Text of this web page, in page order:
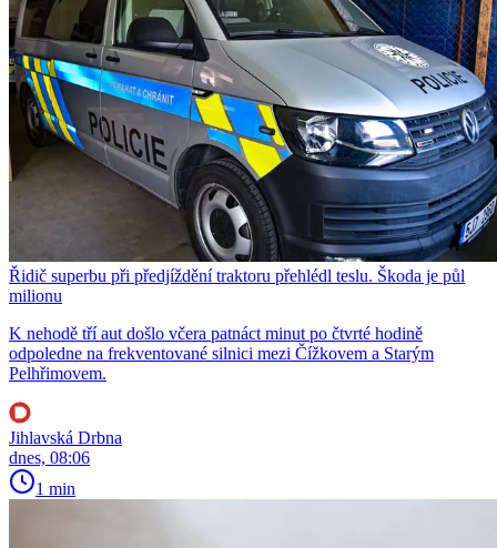
Řidič superbu při předjíždění traktoru přehlédl teslu. Škoda je půl
milionu
K nehodě tří aut došlo včera patnáct minut po čtvrté hodině
odpoledne na frekventované silnici mezi Čížkovem a Starým
Pelhřimovem.
Jihlavská Drbna
dnes, 08:06
1 min